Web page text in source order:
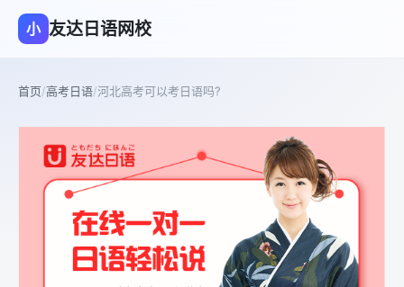
小 友达日语网校
首页/高考日语/河北高考可以考日语吗?